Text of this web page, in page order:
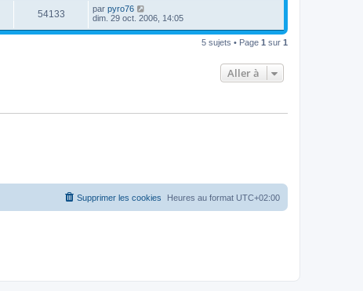
54133 par pyro76
dim. 29 oct. 2006, 14:05
5 sujets • Page 1 sur 1
Aller à
Heures au format UTC+02:00
Supprimer les cookies